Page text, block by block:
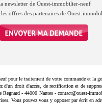
newsletter de Ouest-immobilier-neuf
offres des partenaires de Ouest-
pour le traitement de votre commande et la
droit d'accès, de rectification et de
- 44000 Nantes - contact@ouest-
Vous pouvez vous y opposer par écrit en